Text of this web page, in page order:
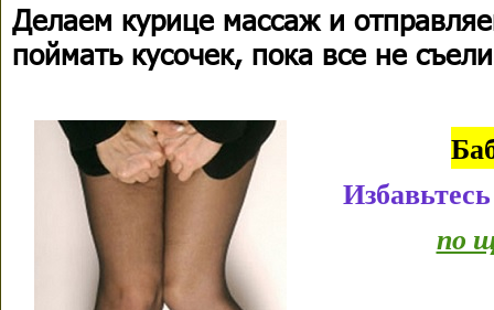
Делаем курице массаж и
поймать кусочек, пока все не
по